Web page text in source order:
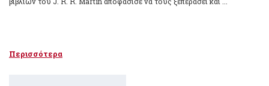
Περισσότερα